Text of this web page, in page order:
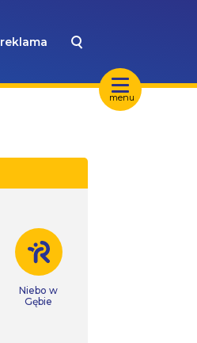
menu
reklama
Niebo w
Gębie